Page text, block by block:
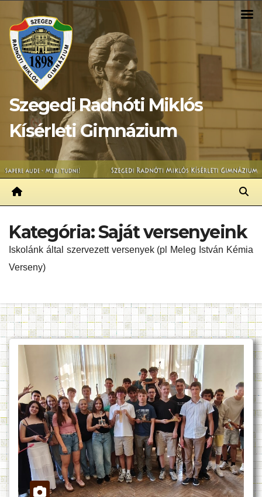
content
Szegedi Radnóti Miklós
Kísérleti Gimnázium
Kategória:Saját versenyeink
Iskolánk által szervezett versenyek (pl Meleg István Kémia
Verseny)